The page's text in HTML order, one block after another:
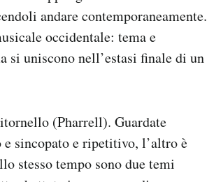
andare contemporaneamente.
occidentale: tema e
si uniscono nell’estasi finale di un
(Pharrell). Guardate
sincopato e ripetitivo, l’altro è
stesso tempo sono due temi